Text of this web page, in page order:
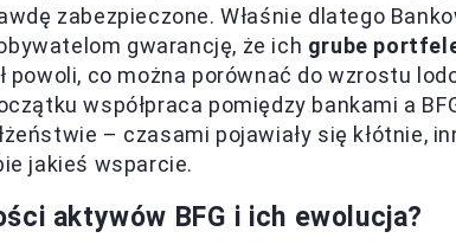
zabezpieczone. Właśnie dlatego
gwarancję, że ich grube
powoli, co można porównać do wzrostu
współpraca pomiędzy bankami a
– czasami pojawiały się kłótnie,
jakieś wsparcie.
aktywów BFG i ich ewolucja?